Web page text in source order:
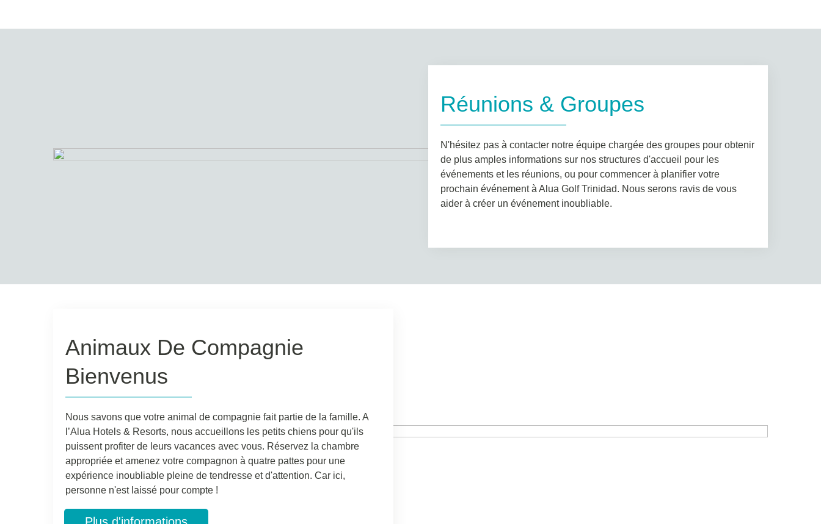
Réunions & Groupes
N'hésitez pas à contacter notre équipe chargée des groupes pour obtenir
de plus amples informations sur nos structures d'accueil pour les
événements et les réunions, ou pour commencer à planifier votre
prochain événement à Alua Golf Trinidad. Nous serons ravis de vous
aider à créer un événement inoubliable.
Animaux De Compagnie
Bienvenus
Nous savons que votre animal de compagnie fait partie de la famille. A
l’Alua Hotels & Resorts, nous accueillons les petits chiens pour qu'ils
puissent profiter de leurs vacances avec vous. Réservez la chambre
appropriée et amenez votre compagnon à quatre pattes pour une
expérience inoubliable pleine de tendresse et d'attention. Car ici,
personne n'est laissé pour compte !